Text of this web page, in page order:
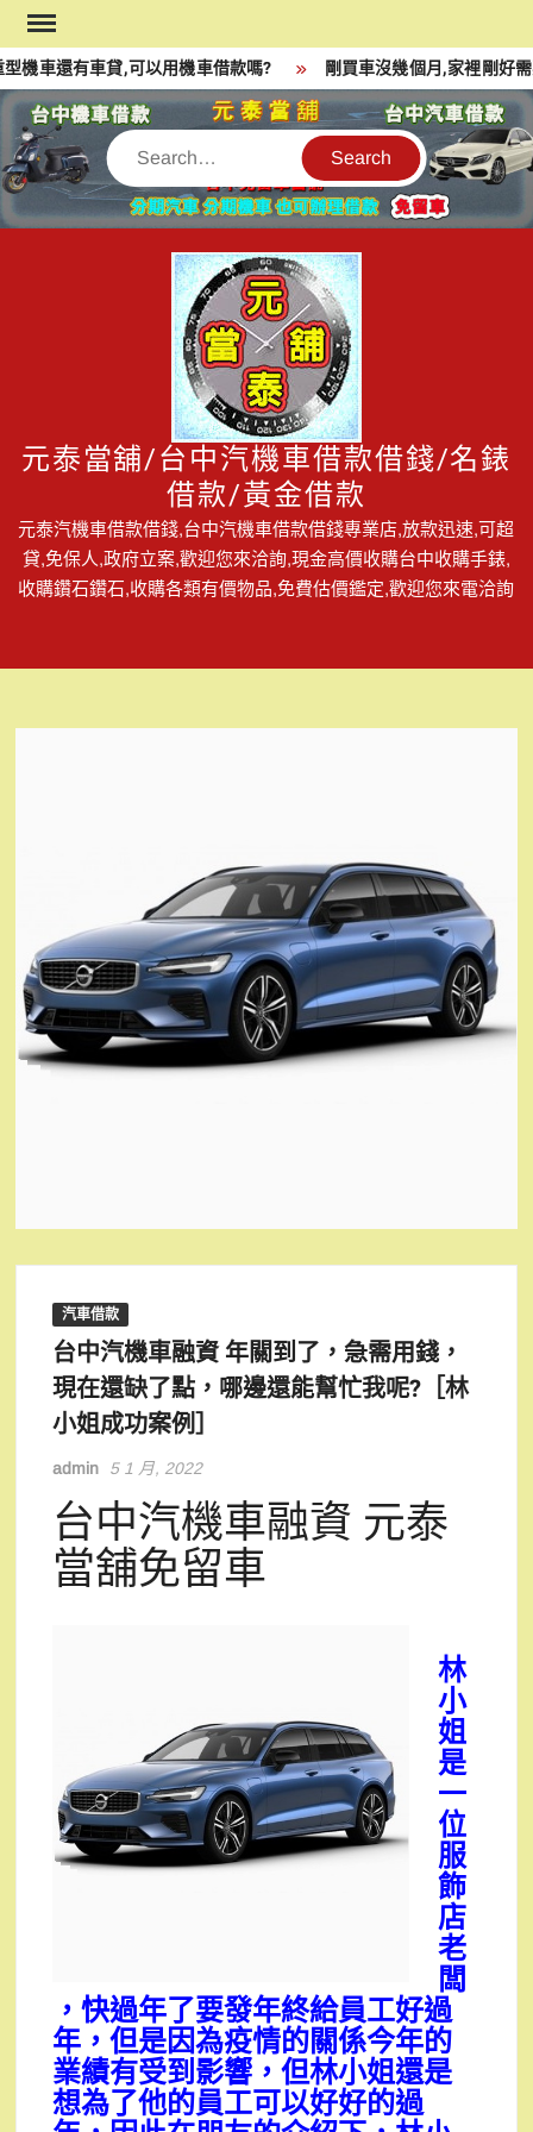
Skip
to
content
機車還有車貸,可以用機車借款嗎? 剛買車沒幾個月,家裡剛好
Search
元泰當舖/台中汽機車借款借錢/名錶
借款/黃金借款
元泰汽機車借款借錢,台中汽機車借款借錢專業店,放款迅速,可超
貸,免保人,政府立案,歡迎您來洽詢,現金高價收購台中收購手錶,
收購鑽石鑽石,收購各類有價物品,免費估價鑑定,歡迎您來電洽詢
汽車借款
台中汽機車融資 年關到了，急需用錢，
現在還缺了點，哪邊還能幫忙我呢?［林
小姐成功案例］
admin 5 1 月, 2022
台中汽機車融資 元泰
當舖免留車
林
小
姐
是
一
位
服
飾
店
老
闆
，快過年了要發年終給員工好過
年，但是因為疫情的關係今年的
業績有受到影響，但林小姐還是
想為了他的員工可以好好的過